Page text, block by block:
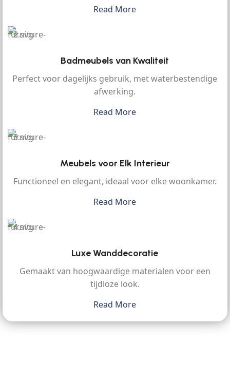
Read More
Badmeubels van Kwaliteit
Perfect voor dagelijks gebruik, met waterbestendige
afwerking.
Read More
Meubels voor Elk Interieur
Functioneel en elegant, ideaal voor elke woonkamer.
Read More
Luxe Wanddecoratie
Gemaakt van hoogwaardige materialen voor een
tijdloze look.
Read More